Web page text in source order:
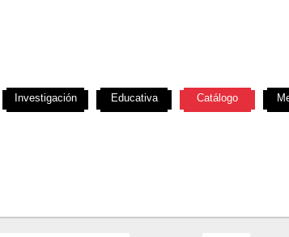
Investigación Educativa Catálogo